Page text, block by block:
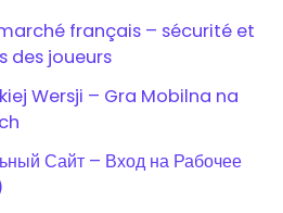
français – sécurité et
des joueurs
Wersji – Gra Mobilna na
Сайт – Вход на Рабочее